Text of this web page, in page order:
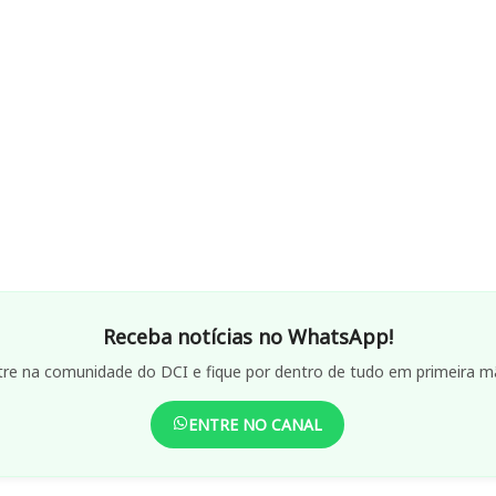
Receba notícias no WhatsApp!
na comunidade do DCI e fique por dentro de tudo em primeira
ENTRE NO CANAL